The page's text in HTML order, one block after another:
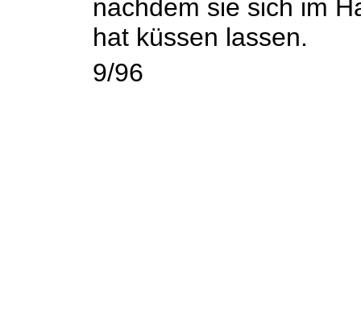
nachdem sie sich im
hat küssen lassen.
9/96